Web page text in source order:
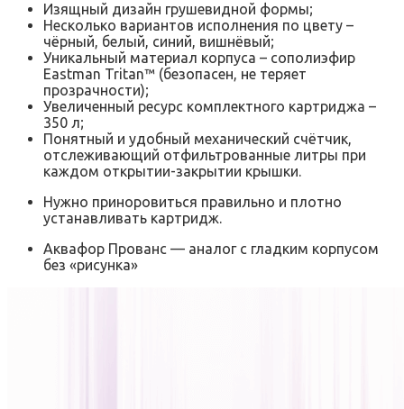
Изящный дизайн грушевидной формы;
Несколько вариантов исполнения по цвету –
чёрный, белый, синий, вишнёвый;
Уникальный материал корпуса – сополиэфир
Eastman Tritan™ (безопасен, не теряет
прозрачности);
Увеличенный ресурс комплектного картриджа –
350 л;
Понятный и удобный механический счётчик,
отслеживающий отфильтрованные литры при
каждом открытии-закрытии крышки.
Нужно приноровиться правильно и плотно
устанавливать картридж.
Аквафор Прованс — аналог с гладким корпусом
без «рисунка»